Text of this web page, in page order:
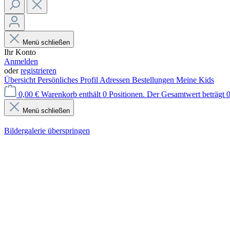
Menü schließen
Ihr Konto
Anmelden
oderregistrieren
Übersicht Persönliches Profil Adressen Bestellungen Meine Kids
0,00 € Warenkorb enthält 0 Positionen. Der Gesamtwert beträgt
Menü schließen
Bildergalerie überspringen